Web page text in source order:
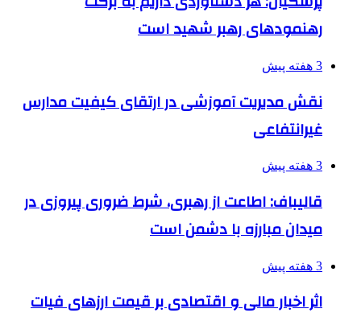
رهنمودهای رهبر شهید است
3 هفته پیش
نقش مدیریت آموزشی در ارتقای کیفیت مدارس
غیرانتفاعی
3 هفته پیش
قالیباف: اطاعت از رهبری، شرط ضروری پیروزی در
میدان مبارزه با دشمن است
3 هفته پیش
اثر اخبار مالی و اقتصادی بر قیمت ارزهای فیات